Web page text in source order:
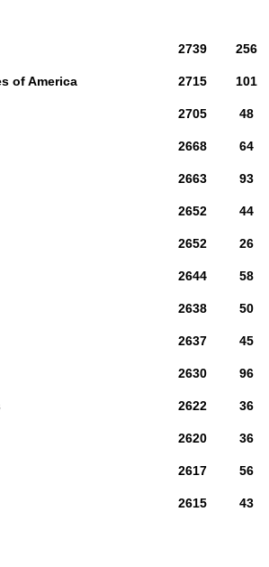
2739 256
of America 2715 101
2705 48
2668 64
2663 93
2652 44
2652 26
2644 58
2638 50
2637 45
2630 96
2622 36
2620 36
2617 56
2615 43